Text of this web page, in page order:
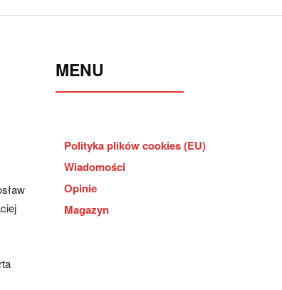
MENU
Polityka plików cookies (EU)
Wiadomości
Opinie
Magazyn